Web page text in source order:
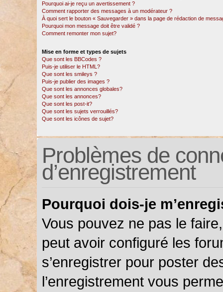
Pourquoi ai-je reçu un avertissement ?
Comment rapporter des messages à un modérateur ?
À quoi sert le bouton « Sauvegarder » dans la page de rédaction de
Pourquoi mon message doit être validé ?
Comment remonter mon sujet?
Mise en forme et types de sujets
Que sont les BBCodes ?
Puis-je utiliser le HTML?
Que sont les smileys ?
Puis-je publier des images ?
Que sont les annonces globales?
Que sont les annonces?
Que sont les post-it?
Que sont les sujets verrouillés?
Que sont les icônes de sujet?
Problèmes de
d’enregistrement
Pourquoi dois-je
Vous pouvez ne pas le
peut avoir configuré les
s’enregistrer pour poster
l’enregistrement vous